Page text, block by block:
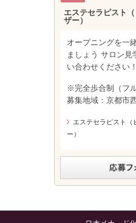
エステセラピスト
ザー）
オープニングを一
ましょう サロン見
い合わせください！
※完全歩合制（フ
募集地域：京都市
エステセラピスト（
ー）